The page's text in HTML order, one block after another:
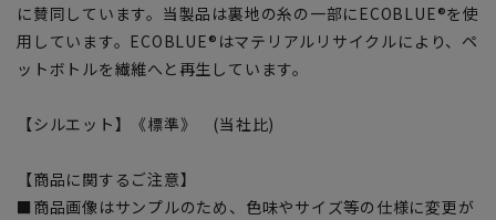
に賛同しています。当製品は裏地の糸の一部にECOBLUE®を使
用しています。ECOBLUE®はマテリアルリサイクルにより、ペ
ットボトルを繊維へと再生しています。
【シルエット】《標準》 (当社比)
【商品に関するご注意】
■商品画像はサンプルのため、色味やサイズ等の仕様に変更が